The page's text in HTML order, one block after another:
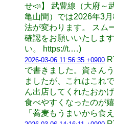
せ📣】 武豊線（大府～
亀山間）では2026年3
法が変わります。 スム
確認をお願いいたしま
い。 https://t.…)
2026-03-06 11:56:35 +0900
で書きました。資さん
ましたが、これはこれ
ん出店してくれたおか
食べやすくなったのが
「蕎麦もうまいから